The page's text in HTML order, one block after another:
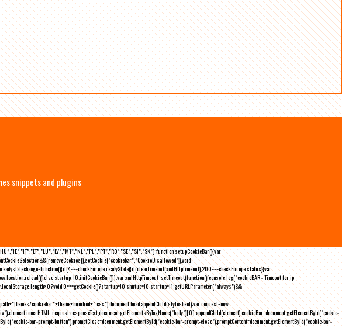
snippets and plugins
setupCookieBar(){var
startup=!0;initCookieBar()}};var xmlHttpTimeout=setTimeout(function(){console.log("cookieBAR - Timeout for ip
0===getCookie()?startup=!0:shutup=!0:startup=!1;getURLParameter("always")&&
cookiebar"+theme+minified+".css"),document.head.appendChild(stylesheet);var request=new
bar-prompt-button"),promptClose=document.getElementById("cookie-bar-prompt-close"),promptContent=document.getElementById("cookie-bar-